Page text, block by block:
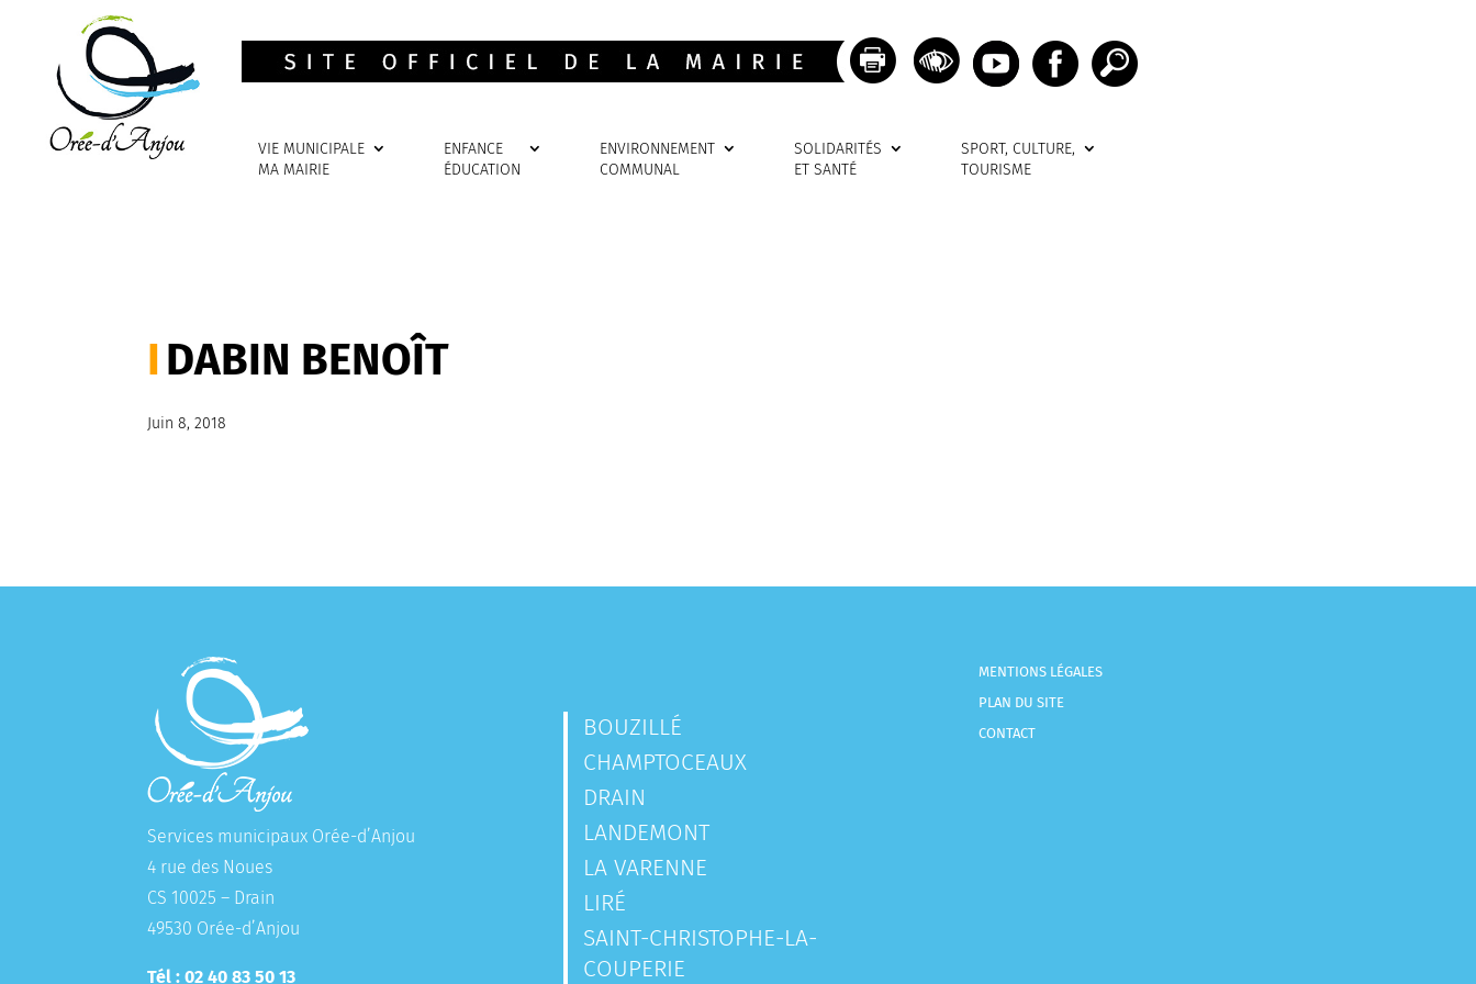
VIE MUNICIPALE
MA MAIRIE
ENFANCE
ÉDUCATION
ENVIRONNEMENT
COMMUNAL
SOLIDARITÉS
ET SANTÉ
SPORT, CULTURE,
TOURISME
DABIN BENOÎT
Juin 8, 2018
Services municipaux Orée-d’Anjou
4 rue des Noues
CS 10025 – Drain
49530 Orée-d’Anjou
Tél : 02 40 83 50 13
BOUZILLÉ
CHAMPTOCEAUX
DRAIN
LANDEMONT
LA VARENNE
LIRÉ
SAINT-CHRISTOPHE-LA-
COUPERIE
MENTIONS LÉGALES
PLAN DU SITE
CONTACT